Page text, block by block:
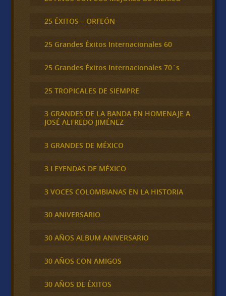
25 ÉXITOS – ORFEÓN
25 Grandes Éxitos Internacionales 60
25 Grandes Éxitos Internacionales 70´s
25 TROPICALES DE SIEMPRE
3 GRANDES DE LA BANDA EN HOMENAJE A
JOSÉ ALFREDO JIMÉNEZ
3 GRANDES DE MÉXICO
3 LEYENDAS DE MÉXICO
3 VOCES COLOMBIANAS EN LA HISTORIA
30 ANIVERSARIO
30 AÑOS ALBUM ANIVERSARIO
30 AÑOS CON AMIGOS
30 AÑOS DE ÉXITOS